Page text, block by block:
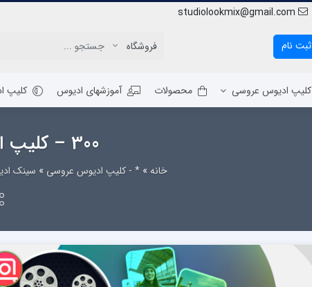
studiolookmix@gmail.com
ثبت نام
کلیپ ادیوس عروسی محصولات آموزشهای ادیوس کلیپ
300 – کلیپ ادیوس دونفره
خانه» * - کلیپ ادیوس عروسی » سینک